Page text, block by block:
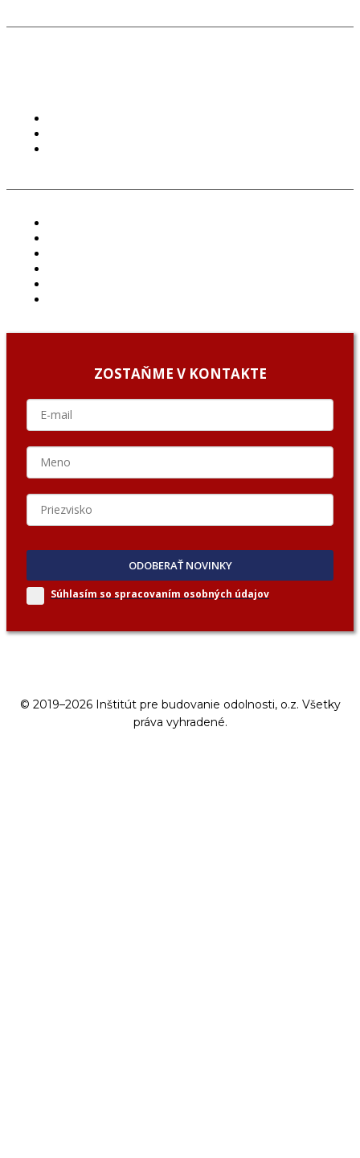
ZOSTAŇME V KONTAKTE
ODOBERAŤ NOVINKY
Súhlasím so spracovaním osobných údajov
© 2019–2026 Inštitút pre budovanie odolnosti, o.z. Všetky
práva vyhradené.